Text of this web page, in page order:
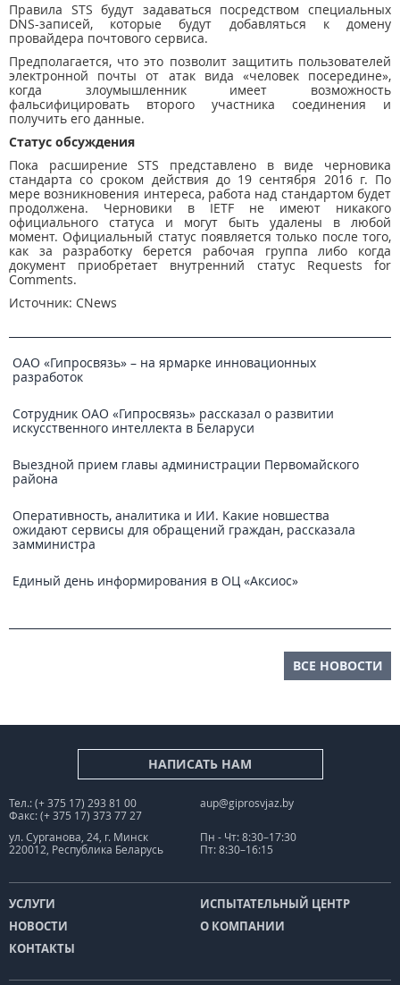
Правила STS будут задаваться посредством специальных
DNS-записей, которые будут добавляться к домену
провайдера почтового сервиса.
Предполагается, что это позволит защитить пользователей
электронной почты от атак вида «человек посередине»,
когда злоумышленник имеет возможность
фальсифицировать второго участника соединения и
получить его данные.
Статус обсуждения
Пока расширение STS представлено в виде черновика
стандарта со сроком действия до 19 сентября 2016 г. По
мере возникновения интереса, работа над стандартом будет
продолжена. Черновики в IETF не имеют никакого
официального статуса и могут быть удалены в любой
момент. Официальный статус появляется только после того,
как за разработку берется рабочая группа либо когда
документ приобретает внутренний статус Requests for
Comments.
Источник: CNews
ОАО «Гипросвязь» – на ярмарке инновационных
разработок
Сотрудник ОАО «Гипросвязь» рассказал о развитии
искусственного интеллекта в Беларуси
Выездной прием главы администрации Первомайского
района
Оперативность, аналитика и ИИ. Какие новшества
ожидают сервисы для обращений граждан, рассказала
замминистра
Единый день информирования в ОЦ «Аксиос»
ВСЕ НОВОСТИ
НАПИСАТЬ НАМ
Тел.: (+ 375 17) 293 81 00
Факс: (+ 375 17) 373 77 27
aup@giprosvjaz.by
ул. Сурганова, 24, г. Минск
220012, Республика Беларусь
Пн - Чт: 8:30–17:30
Пт: 8:30–16:15
УСЛУГИ
ИСПЫТАТЕЛЬНЫЙ ЦЕНТР
НОВОСТИ
О КОМПАНИИ
КОНТАКТЫ